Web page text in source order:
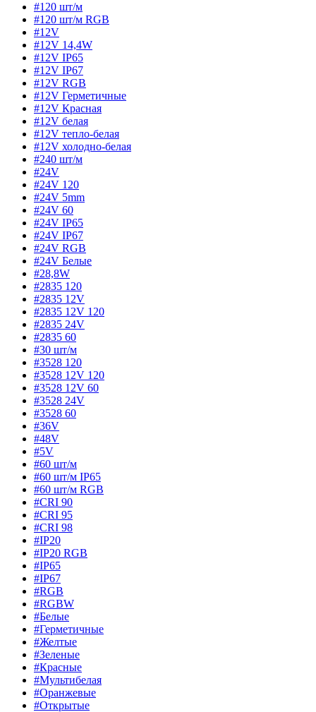
#120 шт/м
#120 шт/м RGB
#12V
#12V 14,4W
#12V IP65
#12V IP67
#12V RGB
#12V Герметичные
#12V Красная
#12V белая
#12V тепло-белая
#12V холодно-белая
#240 шт/м
#24V
#24V 120
#24V 5mm
#24V 60
#24V IP65
#24V IP67
#24V RGB
#24V Белые
#28,8W
#2835 120
#2835 12V
#2835 12V 120
#2835 24V
#2835 60
#30 шт/м
#3528 120
#3528 12V 120
#3528 12V 60
#3528 24V
#3528 60
#36V
#48V
#5V
#60 шт/м
#60 шт/м IP65
#60 шт/м RGB
#CRI 90
#CRI 95
#CRI 98
#IP20
#IP20 RGB
#IP65
#IP67
#RGB
#RGBW
#Белые
#Герметичные
#Желтые
#Зеленые
#Красные
#Мультибелая
#Оранжевые
#Открытые